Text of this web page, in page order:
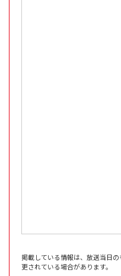
掲載している情報は、放送当日
更されている場合があります。